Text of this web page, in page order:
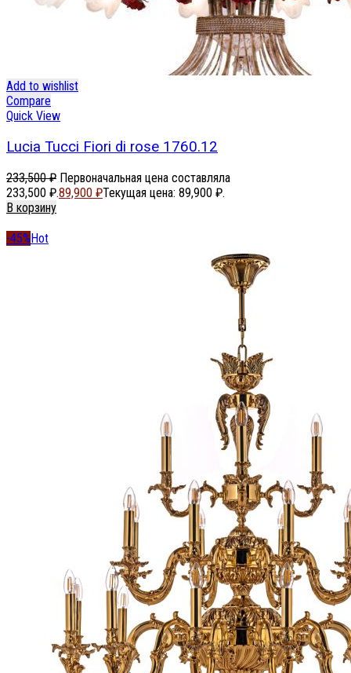
Add to wishlist
Compare
Quick View
Lucia Tucci Fiori di rose 1760.12
233,500₽ Первоначальная цена составляла
233,500 ₽.89,900 ₽Текущая цена: 89,900 ₽.
В корзину
-45%Hot